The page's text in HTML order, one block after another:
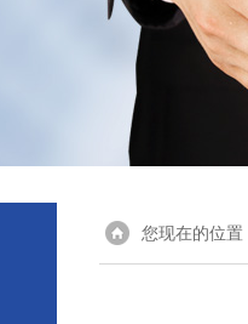
您现在的位置